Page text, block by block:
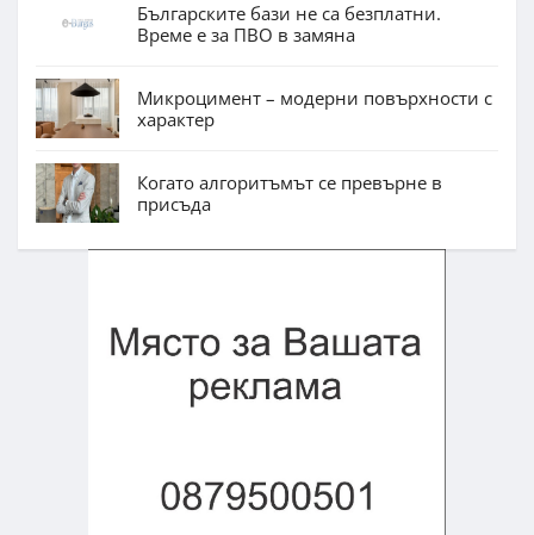
Българските бази не са безплатни.
Време е за ПВО в замяна
Микроцимент – модерни повърхности с
характер
Когато алгоритъмът се превърне в
присъда